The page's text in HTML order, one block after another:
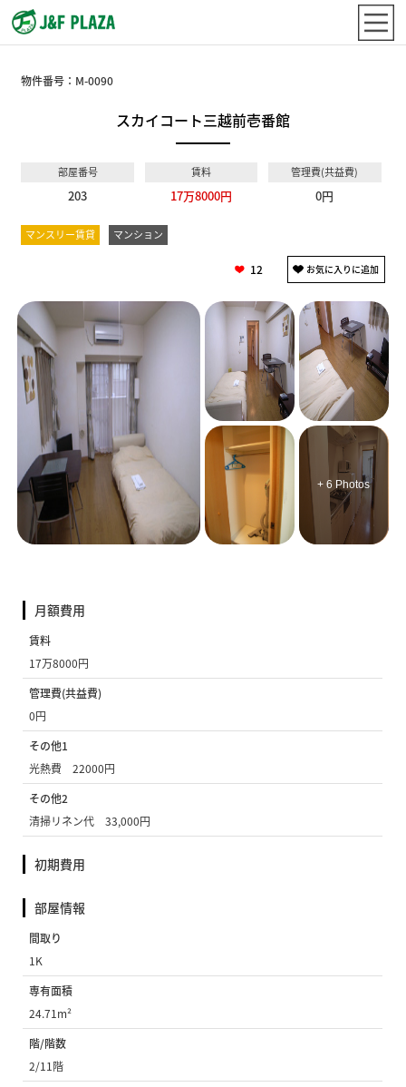
物件番号： M-0090
スカイコート三越前壱番館
部屋番号
203
賃料
17万8000円
管理費(共益費)
0円
マンスリー賃貸 マンション
12
+ 6 Photos
月額費用
賃料
17万8000円
管理費(共益費)
0円
その他1
光熱費 22000円
その他2
清掃リネン代 33,000円
初期費用
部屋情報
間取り
1K
専有面積
24.71m²
階/階数
2/11階